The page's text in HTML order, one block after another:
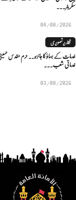
سکریٹر...
04/08/2026
تقاریر تصویری
خدمات کے بہاؤ کا جائزہ.. حرم مقدس
خدماتی شعب...
03/08/2026